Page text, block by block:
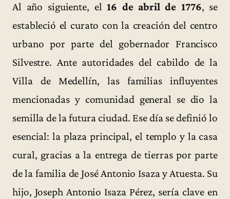
Al año siguiente, el16 de abril de 1776, se
estableció el curato con la creación del centro
urbano por parte del gobernador Francisco
Silvestre. Ante autoridades del cabildo de la
Villa de Medellín, las familias influyentes
mencionadas y comunidad general se dio la
semilla de la futura ciudad. Ese día se definió lo
esencial: la plaza principal, el templo y la casa
cural, gracias a la entrega de tierras por parte
de la familia de José Antonio Isaza y Atuesta. Su
hijo, Joseph Antonio Isaza Pérez, sería clave en